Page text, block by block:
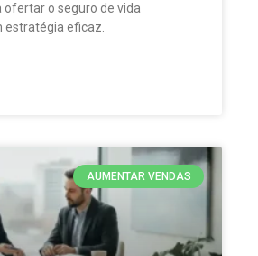
ofertar o seguro de vida
estratégia eficaz.
AUMENTAR VENDAS